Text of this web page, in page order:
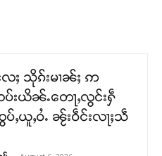
ႄႈ သိုၵ်းမၢၼ်ႈ ဢ
းယိၼ်ႉတေႃႇလွင်းႁဵ
ႇယူႇဝႆႉ ၼႂ်းဝဵင်းလႃႈသဵ